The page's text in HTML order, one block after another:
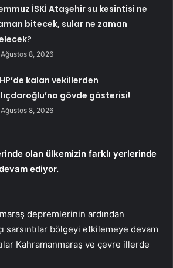
İSKİ Ataşehir su kesintisi ne
bitecek, sular ne zaman
Ağustos 8, 2026
kalan vekillerden
gövde gösterisi!
Ağustos 8, 2026
olan ülkemizin farklı yerlerinde
ediyor.
depremlerinin ardından
sarsıntılar bölgeyi etkilemeye devam
Kahramanmaraş ve çevre illerde